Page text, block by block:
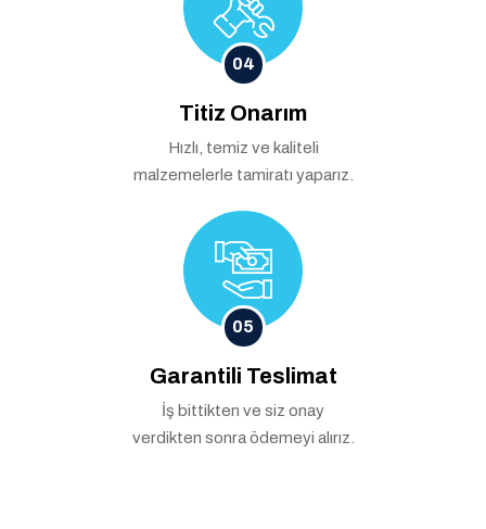
04
Titiz Onarım
Hızlı, temiz ve kaliteli
malzemelerle tamiratı yaparız.
05
Garantili Teslimat
İş bittikten ve siz onay
verdikten sonra ödemeyi alırız.